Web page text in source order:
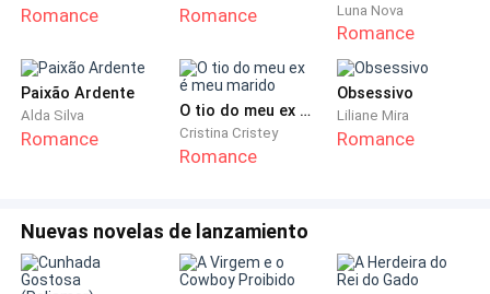
— Uma mala só para livros? — perguntou
— Claro que sim, — respondi — aonde vou, meus bebês
— Chega de conversa e vamos logo que daqui a pouco
o voo de vocês sai — falou mamãe
Romance Romance Luna Nova
Romance
Paixão Ardente
Alda Silva
Romance
O tio do meu ex é meu marido
Cristina Cristey
Romance
Obsessivo
Liliane Mira
Romance
Nuevas novelas de lanzamiento